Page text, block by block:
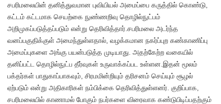
சபரிமலையின் தனித்துவமான புவியியல் அமைப்பை கருத்தில் கொண்டு,
கட்டம் கட்டமாக செயற்கை நுண்ணறிவு தொழில்நுட்பம்
அறிமுகப்படுத்தப்படும் என்று தெரிவித்தார்.சபரிமலை அடர்ந்த
வனப்பகுதிக்குள் அமைந்துள்ளதால், வழக்கமான நகர்ப்புற கண்காணிப்பு
அமைப்புகளை அங்கு பயன்படுத்த முடியாது. அதற்கேற்ற வகையில்
தனிப்பட்ட தொழில்நுட்ப தீர்வுகள் உருவாக்கப்பட உள்ளன.இதன் மூலம்
பக்தர்கள் பாதுகாப்பாகவும், சிரமமின்றியும் தரிசனம் செய்யும் சூழல்
ஏற்படும் என்று அதிகாரிகள் நம்பிக்கை தெரிவித்துள்ளனர். குறிப்பாக,
சபரிமலையில் காணாமல் போகும் நபர்களை விரைவாக கண்டுபிடிப்பதற்கும்